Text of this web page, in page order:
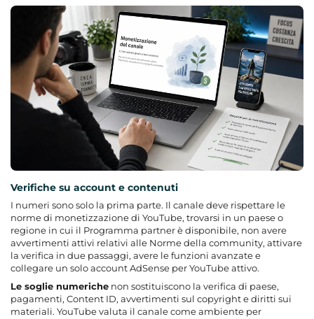
Verifiche su account e contenuti
I numeri sono solo la prima parte. Il canale deve rispettare le
norme di monetizzazione di YouTube, trovarsi in un paese o
regione in cui il Programma partner è disponibile, non avere
avvertimenti attivi relativi alle Norme della community, attivare
la verifica in due passaggi, avere le funzioni avanzate e
collegare un solo account AdSense per YouTube attivo.
Le soglie numeriche non sostituiscono la verifica di paese,
pagamenti, Content ID, avvertimenti sul copyright e diritti sui
materiali. YouTube valuta il canale come ambiente per